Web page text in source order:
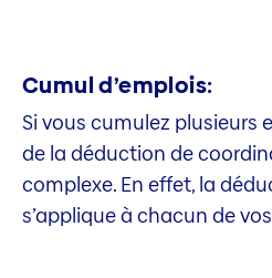
Cumul d’emplois:
Si vous cumulez plusieurs
de la déduction de
complexe. En effet, la
s’applique à chacun de